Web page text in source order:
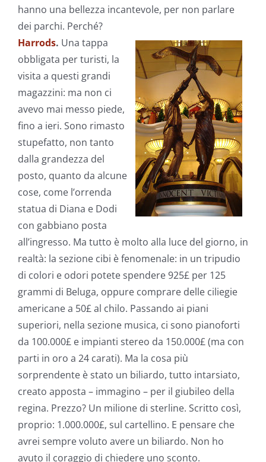
hanno una bellezza incantevole, per non parlare
dei parchi. Perché?
Harrods. Una tappa
obbligata per turisti, la
visita a questi grandi
magazzini: ma non ci
avevo mai messo piede,
fino a ieri. Sono rimasto
stupefatto, non tanto
dalla grandezza del
posto, quanto da alcune
cose, come l’orrenda
statua di Diana e Dodi
con gabbiano posta
all’ingresso. Ma tutto è molto alla luce del giorno, in
realtà: la sezione cibi è fenomenale: in un tripudio
di colori e odori potete spendere 925£ per 125
grammi di Beluga, oppure comprare delle ciliegie
americane a 50£ al chilo. Passando ai piani
superiori, nella sezione musica, ci sono pianoforti
da 100.000£ e impianti stereo da 150.000£ (ma con
parti in oro a 24 carati). Ma la cosa più
sorprendente è stato un biliardo, tutto intarsiato,
creato apposta – immagino – per il giubileo della
regina. Prezzo? Un milione di sterline. Scritto così,
proprio: 1.000.000£, sul cartellino. E pensare che
avrei sempre voluto avere un biliardo. Non ho
avuto il coraggio di chiedere uno sconto.